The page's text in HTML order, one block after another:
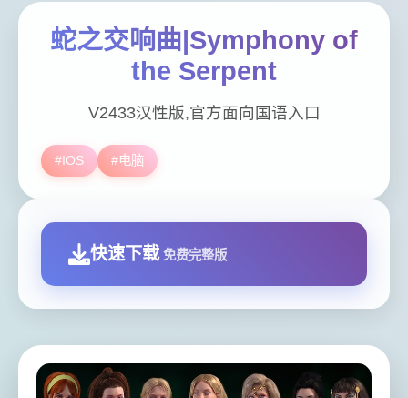
蛇之交响曲|Symphony of
the Serpent
V2433汉性版,官方面向国语入口
#IOS #电脑
快速下载 免费完整版